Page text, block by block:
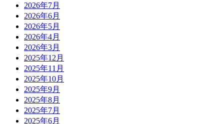
2026年7月
2026年6月
2026年5月
2026年4月
2026年3月
2025年12月
2025年11月
2025年10月
2025年9月
2025年8月
2025年7月
2025年6月